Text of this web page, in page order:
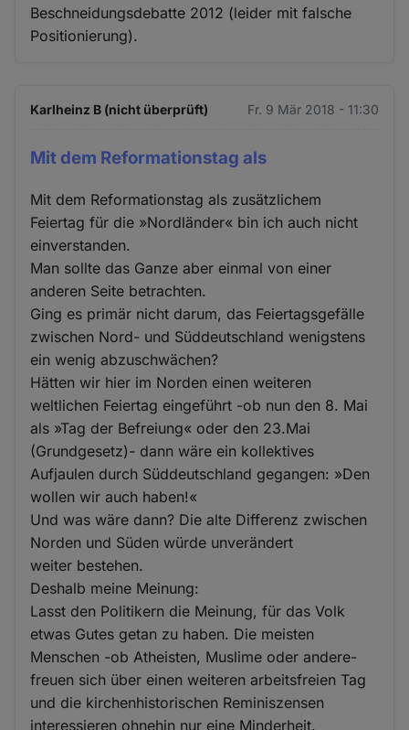
Beschneidungsdebatte 2012 (leider mit falsche
Positionierung).
Karlheinz B (nicht überprüft) Fr. 9 Mär 2018 - 11:30
Mit dem Reformationstag als
Mit dem Reformationstag als zusätzlichem
Feiertag für die »Nordländer« bin ich auch nicht
einverstanden.
Man sollte das Ganze aber einmal von einer
anderen Seite betrachten.
Ging es primär nicht darum, das Feiertagsgefälle
zwischen Nord- und Süddeutschland wenigstens
ein wenig abzuschwächen?
Hätten wir hier im Norden einen weiteren
weltlichen Feiertag eingeführt -ob nun den 8. Mai
als »Tag der Befreiung« oder den 23.Mai
(Grundgesetz)- dann wäre ein kollektives
Aufjaulen durch Süddeutschland gegangen: »Den
wollen wir auch haben!«
Und was wäre dann? Die alte Differenz zwischen
Norden und Süden würde unverändert
weiter bestehen.
Deshalb meine Meinung:
Lasst den Politikern die Meinung, für das Volk
etwas Gutes getan zu haben. Die meisten
Menschen -ob Atheisten, Muslime oder andere-
freuen sich über einen weiteren arbeitsfreien Tag
und die kirchenhistorischen Reminiszensen
interessieren ohnehin nur eine Minderheit.